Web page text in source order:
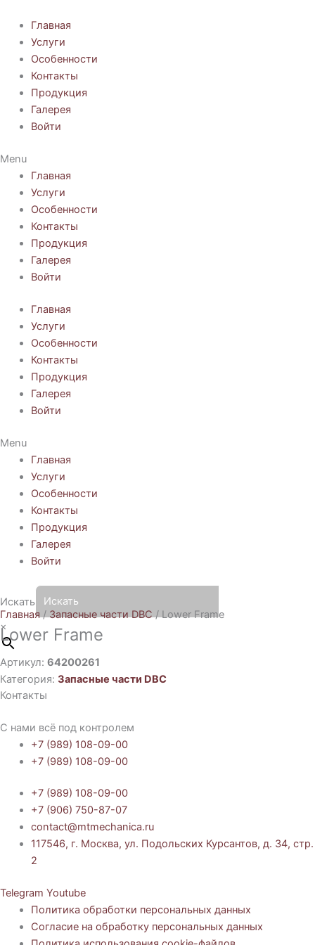
содержимому
Главная
Услуги
Особенности
Контакты
Продукция
Галерея
Войти
Menu
Главная
Услуги
Особенности
Контакты
Продукция
Галерея
Войти
Главная
Услуги
Особенности
Контакты
Продукция
Галерея
Войти
Menu
Главная
Услуги
Особенности
Контакты
Продукция
Галерея
Войти
Искать
×
Главная / Запасные части DBC / Lower Frame
Lower Frame
Артикул: 64200261
Категория: Запасные части DBC
Контакты
С нами всё под контролем
+7 (989) 108-09-00
+7 (989) 108-09-00
+7 (989) 108-09-00
+7 (906) 750-87-07
contact@mtmechanica.ru
117546, г. Москва, ул. Подольских Курсантов, д. 34, стр.
2
Telegram Youtube
Политика обработки персональных данных
Согласие на обработку персональных данных